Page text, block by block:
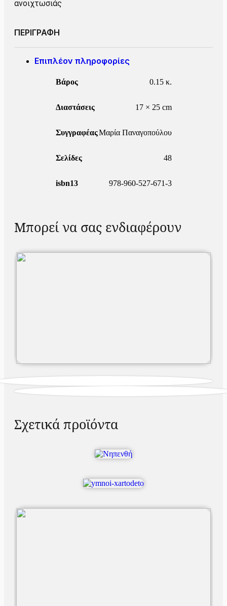
ανοιχτωσιάς
ΠΕΡΙΓΡΑΦΗ
Επιπλέον πληροφορίες
Βάρος 0.15 κ.
Διαστάσεις 17 × 25 cm
ΣυγγραφέαςΜαρία Παναγοπούλου
Σελίδες 48
isbn13 978-960-527-671-3
Μπορεί να σας ενδιαφέρουν
Σχετικά προϊόντα